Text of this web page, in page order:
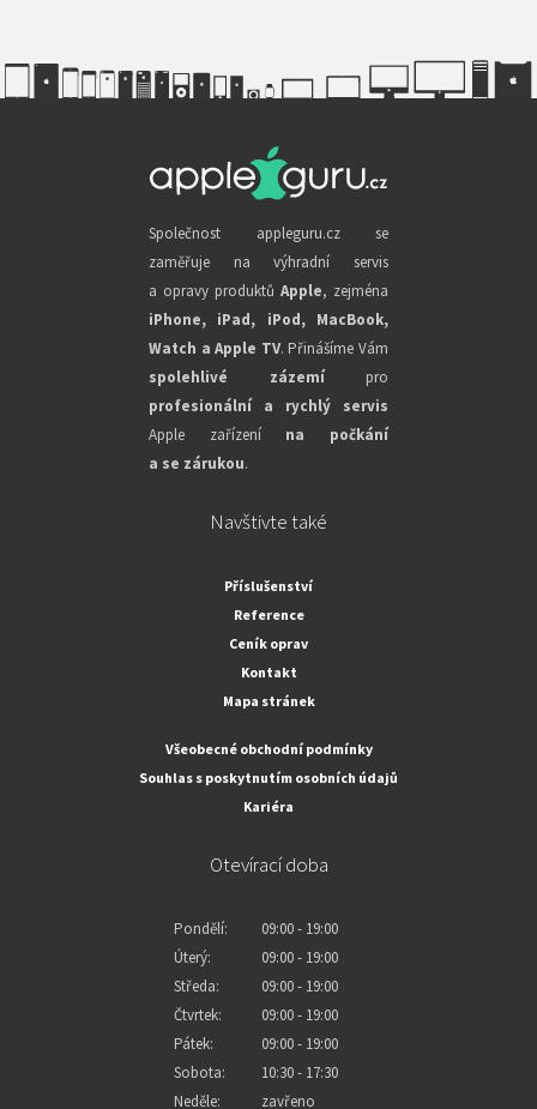
Společnost appleguru.cz se
zaměřuje na výhradní servis
a opravy produktů Apple, zejména
iPhone, iPad, iPod, MacBook,
Watch a Apple TV. Přinášíme Vám
spolehlivé zázemípro
profesionální a rychlý servis
Apple zařízení na počkání
a se zárukou.
Navštivte také
Příslušenství
Reference
Ceník oprav
Kontakt
Mapa stránek
Všeobecné obchodní podmínky
Souhlas s poskytnutím osobních údajů
Kariéra
Otevírací doba
Pondělí:
09:00 - 19:00
Úterý:
09:00 - 19:00
Středa:
09:00 - 19:00
Čtvrtek:
09:00 - 19:00
Pátek:
09:00 - 19:00
Sobota:
10:30 - 17:30
Neděle:
zavřeno